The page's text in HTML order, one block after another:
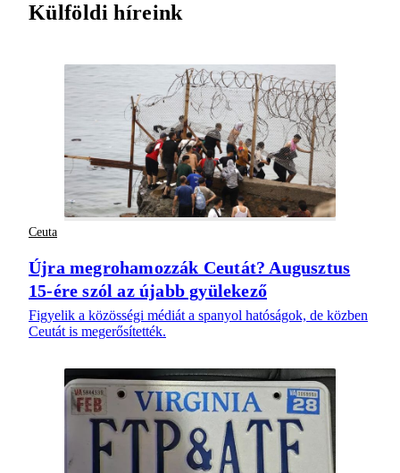
Külföldi híreink
Ceuta
Újra megrohamozzák Ceutát? Augusztus
15-ére szól az újabb gyülekező
Figyelik a közösségi médiát a spanyol hatóságok, de közben
Ceutát is megerősítették.